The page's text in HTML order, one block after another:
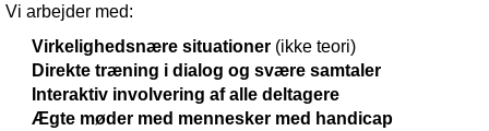
Vi arbejder med:
Virkelighedsnære situationer (ikke teori)
Direkte træning i dialog og svære samtaler
Interaktiv involvering afalle deltagere
Ægte møder med mennesker med handicap